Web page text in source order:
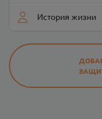
История жизни